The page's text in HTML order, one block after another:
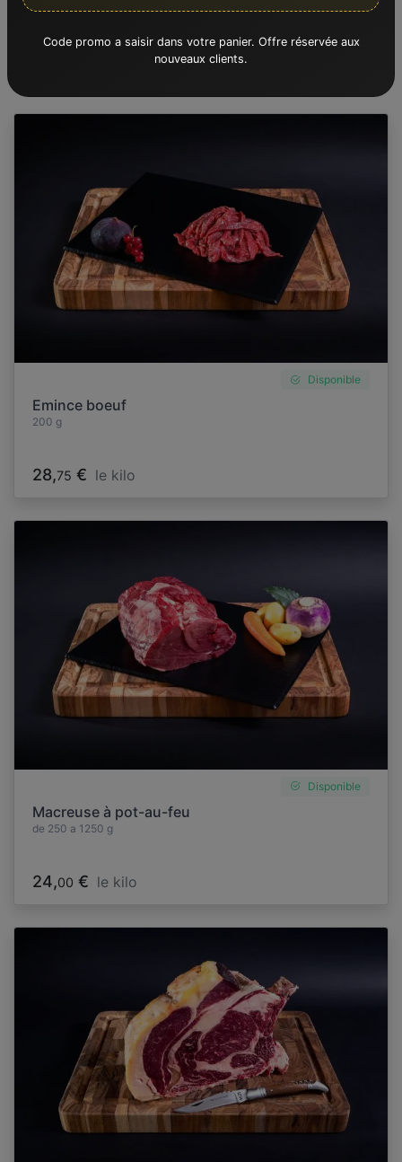
Produits suggérés
Disponible
Emince boeuf
200 g
28,75 € le kilo
Disponible
Macreuse à pot-au-feu
de 250 a 1250 g
24,00 € le kilo
Code promo a saisir dans votre panier. Offre réservée aux
nouveaux clients.